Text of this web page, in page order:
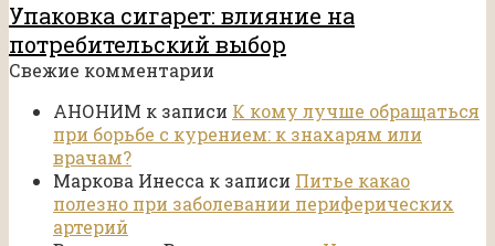
Упаковка сигарет: влияние на
потребительский выбор
Свежие комментарии
АНОНИМ к записи К кому лучше обращаться
при борьбе с курением: к знахарям или
врачам?
Маркова Инесса к записи Питье какао
полезно при заболевании периферических
артерий